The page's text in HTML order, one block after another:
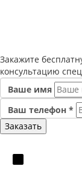
Закажите
консультацию
Ваше имя
Ваш телефон *